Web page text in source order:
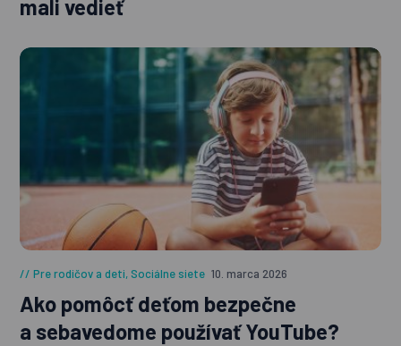
mali vedieť
Pre rodičov a deti,Sociálne siete 10. marca 2026
Ako pomôcť deťom bezpečne
a sebavedome používať YouTube?